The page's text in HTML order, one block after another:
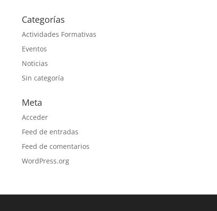
Categorías
Actividades Formativas
Eventos
Noticias
Sin categoría
Meta
Acceder
Feed de entradas
Feed de comentarios
WordPress.org